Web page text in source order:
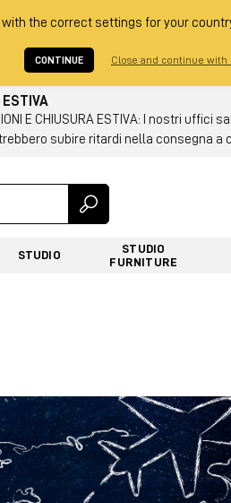
the correct settings for your
CONTINUE Close and continue with
ESTIVA
E CHIUSURA ESTIVA: I nostri
subire ritardi nella consegna
STUDIO
STUDIO
FURNITURE